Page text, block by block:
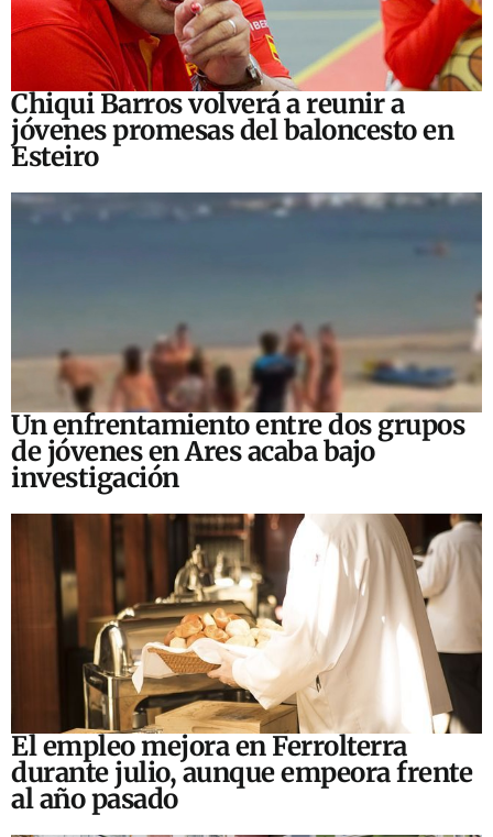
Chiqui Barros volverá a reunir a
jóvenes promesas del baloncesto en
Esteiro
Un enfrentamiento entre dos grupos
de jóvenes en Ares acaba bajo
investigación
El empleo mejora en Ferrolterra
durante julio, aunque empeora frente
al año pasado